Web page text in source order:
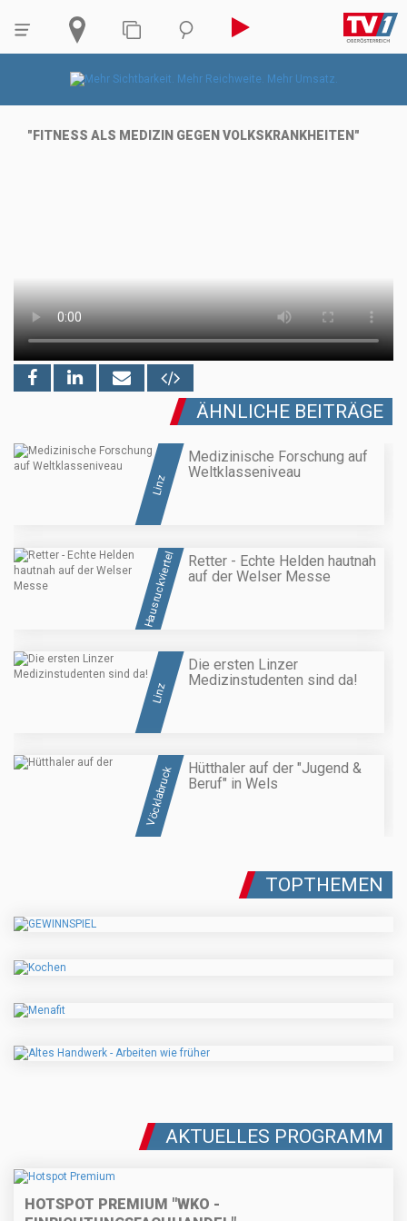
"FITNESS ALS MEDIZIN GEGEN VOLKSKRANKHEITEN"
ÄHNLICHE BEITRÄGE
Linz
Medizinische Forschung auf
Weltklasseniveau
Hausruckviertel
Retter - Echte Helden hautnah
auf der Welser Messe
Linz
Die ersten Linzer
Medizinstudenten sind da!
Vöcklabruck
Hütthaler auf der "Jugend &
Beruf" in Wels
TOPTHEMEN
AKTUELLES PROGRAMM
HOTSPOT PREMIUM "WKO -